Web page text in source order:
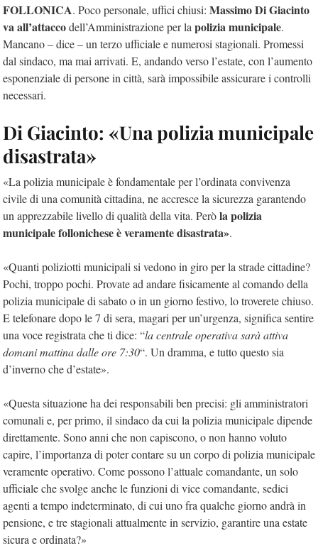
FOLLONICA. Poco personale, uffici chiusi: Massimo Di Giacinto
va all’attaccodell’Amministrazione per la polizia municipale.
Mancano – dice – un terzo ufficiale e numerosi stagionali. Promessi
dal sindaco, ma mai arrivati. E, andando verso l’estate, con l’aumento
esponenziale di persone in città, sarà impossibile assicurare i controlli
necessari.
Di Giacinto: «Una polizia municipale
disastrata»
«La polizia municipale è fondamentale per l’ordinata convivenza
civile di una comunità cittadina, ne accresce la sicurezza garantendo
un apprezzabile livello di qualità della vita. Peròla polizia
municipale follonichese è veramente disastrata».
«Quanti poliziotti municipali si vedono in giro per la strade cittadine?
Pochi, troppo pochi. Provate ad andare fisicamente al comando della
polizia municipale di sabato o in un giorno festivo, lo troverete chiuso.
E telefonare dopo le 7 di sera, magari per un’urgenza, significa sentire
una voce registrata che ti dice: “la centrale operativa sarà attiva
domani mattina dalle ore 7:30“. Un dramma, e tutto questo sia
d’inverno che d’estate».
«Questa situazione ha dei responsabili ben precisi: gli amministratori
comunali e, per primo, il sindaco da cui la polizia municipale dipende
direttamente. Sono anni che non capiscono, o non hanno voluto
capire, l’importanza di poter contare su un corpo di polizia municipale
veramente operativo. Come possono l’attuale comandante, un solo
ufficiale che svolge anche le funzioni di vice comandante, sedici
agenti a tempo indeterminato, di cui uno fra qualche giorno andrà in
pensione, e tre stagionali attualmente in servizio, garantire una estate
sicura e ordinata?»